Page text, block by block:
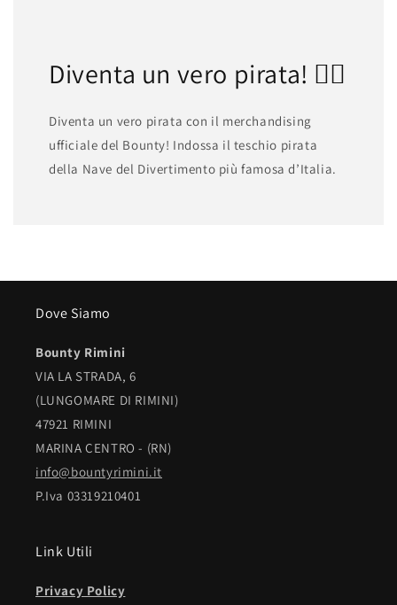
Diventa un vero pirata! 🏴‍☠️
Diventa un vero pirata con il merchandising
ufficiale del Bounty! Indossa il teschio pirata
della Nave del Divertimento più famosa d’Italia.
Dove Siamo
Bounty Rimini
VIA LA STRADA, 6
(LUNGOMARE DI RIMINI)
47921 RIMINI
MARINA CENTRO - (RN)
info@bountyrimini.it
P.Iva 03319210401
Link Utili
Privacy Policy